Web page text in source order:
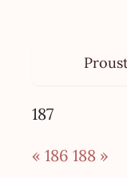
187
« 186 188 »